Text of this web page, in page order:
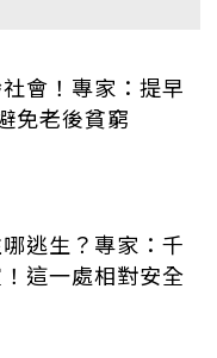
會！專家：提早
免老後貧窮
逃生？專家：千
這一處相對安全